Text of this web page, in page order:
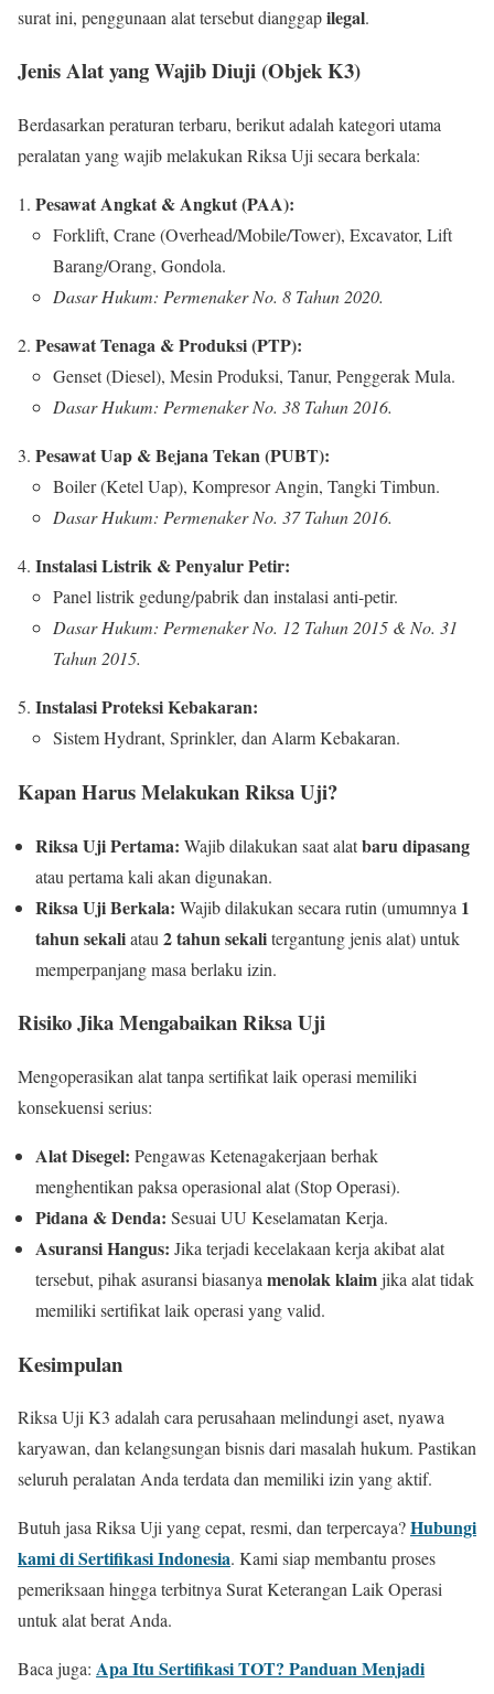
surat ini, penggunaan alat tersebut dianggapilegal.
Jenis Alat yang Wajib Diuji (Objek K3)
Berdasarkan peraturan terbaru, berikut adalah kategori utama
peralatan yang wajib melakukan Riksa Uji secara berkala:
Pesawat Angkat & Angkut (PAA):
Forklift, Crane (Overhead/Mobile/Tower), Excavator, Lift
Barang/Orang, Gondola.
Dasar Hukum: Permenaker No. 8 Tahun 2020.
Pesawat Tenaga & Produksi (PTP):
Genset (Diesel), Mesin Produksi, Tanur, Penggerak Mula.
Dasar Hukum: Permenaker No. 38 Tahun 2016.
Pesawat Uap & Bejana Tekan (PUBT):
Boiler (Ketel Uap), Kompresor Angin, Tangki Timbun.
Dasar Hukum: Permenaker No. 37 Tahun 2016.
Instalasi Listrik & Penyalur Petir:
Panel listrik gedung/pabrik dan instalasi anti-petir.
Dasar Hukum: Permenaker No. 12 Tahun 2015 & No. 31
Tahun 2015.
Instalasi Proteksi Kebakaran:
Sistem Hydrant, Sprinkler, dan Alarm Kebakaran.
Kapan Harus Melakukan Riksa Uji?
Riksa Uji Pertama: Wajib dilakukan saat alatbaru dipasang
atau pertama kali akan digunakan.
Riksa Uji Berkala: Wajib dilakukan secara rutin (umumnya 1
tahun sekaliatau 2 tahun sekalitergantung jenis alat) untuk
memperpanjang masa berlaku izin.
Risiko Jika Mengabaikan Riksa Uji
Mengoperasikan alat tanpa sertifikat laik operasi memiliki
konsekuensi serius:
Alat Disegel: Pengawas Ketenagakerjaan berhak
menghentikan paksa operasional alat (Stop Operasi).
Pidana & Denda: Sesuai UU Keselamatan Kerja.
Asuransi Hangus: Jika terjadi kecelakaan kerja akibat alat
tersebut, pihak asuransi biasanya menolak klaimjika alat tidak
memiliki sertifikat laik operasi yang valid.
Kesimpulan
Riksa Uji K3 adalah cara perusahaan melindungi aset, nyawa
karyawan, dan kelangsungan bisnis dari masalah hukum. Pastikan
seluruh peralatan Anda terdata dan memiliki izin yang aktif.
Butuh jasa Riksa Uji yang cepat, resmi, dan terpercaya?Hubungi
kami di Sertifikasi Indonesia. Kami siap membantu proses
pemeriksaan hingga terbitnya Surat Keterangan Laik Operasi
untuk alat berat Anda.
Baca juga: Apa Itu Sertifikasi TOT? Panduan Menjadi